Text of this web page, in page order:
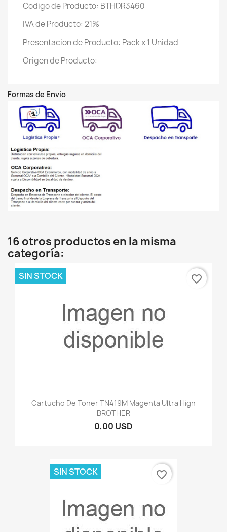
Codigo de Producto: BTHDR3460
IVA de Producto: 21%
Presentacion de Producto: Pack x 1 Unidad
Origen de Producto:
Formas de Envio
16 otros productos en la misma
categoría:
Cartucho De Toner TN419M Magenta Ultra High
BROTHER
0,00 USD
SIN STOCK favorite_border
SIN STOCK favorite_border